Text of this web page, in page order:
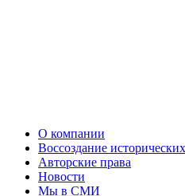
О компании
Воссоздание
Авторские права
Новости
Мы в СМИ